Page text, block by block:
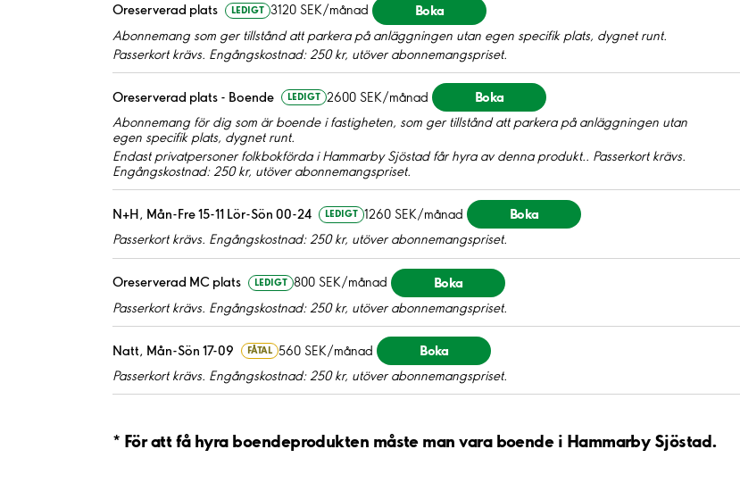
Oreserverad plats LEDIGT 3120 SEK/månad Boka
Abonnemang som ger tillstånd att parkera på anläggningen utan egen specifik plats, dygnet runt.
Passerkort krävs. Engångskostnad: 250 kr, utöver abonnemangspriset.
Oreserverad plats - Boende LEDIGT 2600 SEK/månad Boka
Abonnemang för dig som är boende i fastigheten, som ger tillstånd att parkera på anläggningen utan
egen specifik plats, dygnet runt.
Endast privatpersoner folkbokförda i Hammarby Sjöstad får hyra av denna produkt.. Passerkort krävs.
Engångskostnad: 250 kr, utöver abonnemangspriset.
N+H, Mån-Fre 15-11 Lör-Sön 00-24 LEDIGT 1260 SEK/månad Boka
Passerkort krävs. Engångskostnad: 250 kr, utöver abonnemangspriset.
Oreserverad MC plats LEDIGT 800 SEK/månad Boka
Passerkort krävs. Engångskostnad: 250 kr, utöver abonnemangspriset.
Natt, Mån-Sön 17-09 FÅTAL 560 SEK/månad Boka
Passerkort krävs. Engångskostnad: 250 kr, utöver abonnemangspriset.
* För att få hyra boendeprodukten måste man vara boende i Hammarby Sjöstad.